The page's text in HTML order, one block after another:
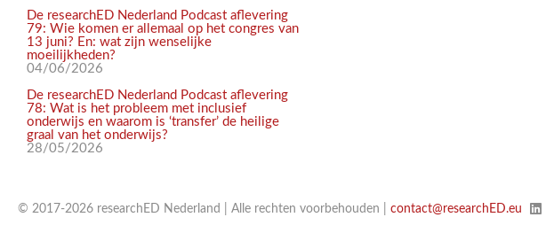
De researchED Nederland Podcast aflevering
79: Wie komen er allemaal op het congres van
13 juni? En: wat zijn wenselijke
moeilijkheden?
04/06/2026
De researchED Nederland Podcast aflevering
78: Wat is het probleem met inclusief
onderwijs en waarom is ‘transfer’ de heilige
graal van het onderwijs?
28/05/2026
© 2017-2026 researchED Nederland | Alle rechten voorbehouden | contact@researchED.eu